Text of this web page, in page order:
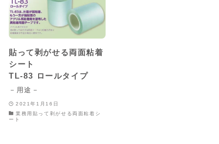
貼って剥がせる両面粘着
シート
TL-83 ロールタイプ
－用途－
2021年1月16日
業務用貼って剥がせる両面粘着シ
ート